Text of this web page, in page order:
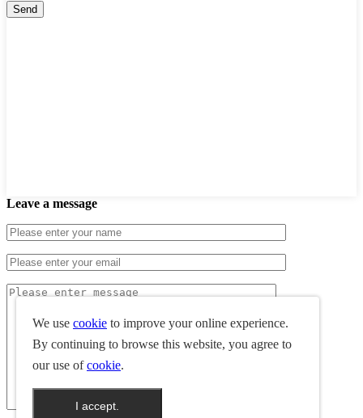
Leave a message
We use cookie to improve your online experience.
By continuing to browse this website, you agree to
our use ofcookie.
I accept.